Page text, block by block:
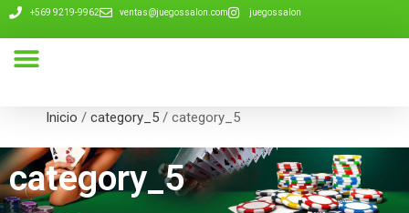
+569 9219-9962 ventas@juegossalon.com juegossalon
Inicio / category_5 / category_5
category_5